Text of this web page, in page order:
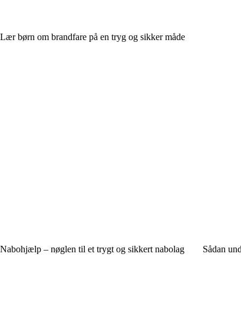
Lær børn om brandfare på en tryg og sikker måde
Nabohjælp – nøglen til et trygt og sikkert nabolag Sådan